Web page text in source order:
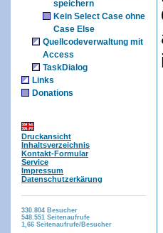
speichern
Kein Select Case ohne
Case Else
Quellcodeverwaltung mit
Access
TaskDialog
Links
Donations
Druckansicht
Inhaltsverzeichnis
Kontakt-Formular
Service
Impressum
Datenschutzerkärung
330.804 Besucher
548.551 Seitenaufrufe
1,66 Seitenaufrufe/Besucher